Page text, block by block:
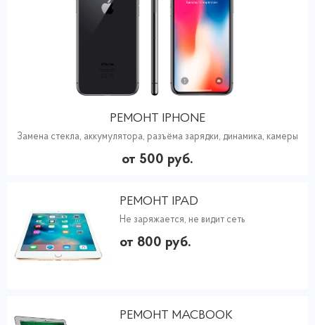
РЕМОНТ IPHONE
Замена стекла, аккумулятора, разъёма зарядки, динамика, камеры
от 500 руб.
РЕМОНТ IPAD
Не заряжается, не видит сеть
от 800 руб.
РЕМОНТ MACBOOK